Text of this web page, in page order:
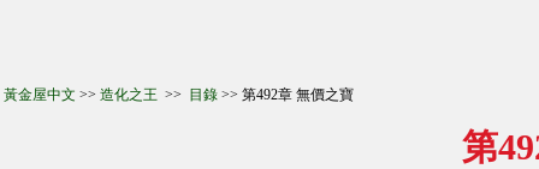
黃金屋中文 >> 造化之王 >> 目錄 >> 第492章 無價之寶
第